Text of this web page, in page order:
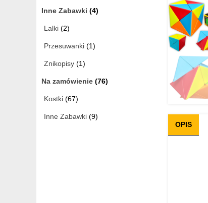
OPIS
Inne Zabawki (4)
Lalki (2)
Przesuwanki (1)
Znikopisy (1)
Na zamówienie (76)
Kostki (67)
Inne Zabawki (9)